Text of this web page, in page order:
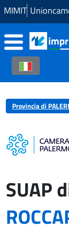
Skip to Main
MIMIT
Provincia di
SUAP